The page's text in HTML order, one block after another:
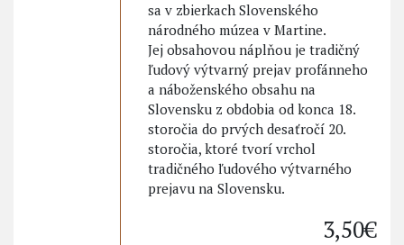
sa v zbierkach Slovenského
národného múzea v Martine.
Jej obsahovou náplňou je tradičný
ľudový výtvarný prejav profánneho
a náboženského obsahu na
Slovensku z obdobia od konca 18.
storočia do prvých desaťročí 20.
storočia, ktoré tvorí vrchol
tradičného ľudového výtvarného
prejavu na Slovensku.
3,50€